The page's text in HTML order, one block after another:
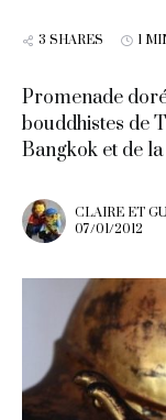
3 SHARES 1
Promenade
bouddhistes de
Bangkok et de
CLAIRE ET
07/01/2012